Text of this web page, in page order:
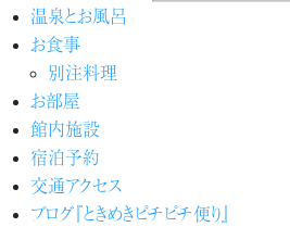
温泉とお風呂
お食事
別注料理
お部屋
館内施設
宿泊予約
交通アクセス
ブログ『ときめきピチピチ便り』